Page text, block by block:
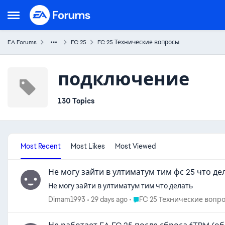
Open Side Menu
Skip to content
EA Forums FC 25 FC 25 Технические вопросы
подключение
130 Topics
Most Recent Most Likes Most Viewed
Не могу зайти в ултиматум тим фс 25 что
Не могу зайти в ултиматум тим что делать
Dimam1993
29 days ago Place FC 25 Технические
FC 25 Технические